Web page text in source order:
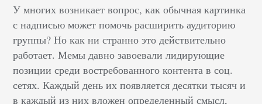
У многих возникает вопрос, как обычная картинка
с надписью может помочь расширить аудиторию
группы? Но как ни странно это действительно
работает. Мемы давно завоевали лидирующие
позиции среди востребованного контента в соц.
сетях. Каждый день их появляется десятки тысяч и
в каждый из них вложен определенный смысл,